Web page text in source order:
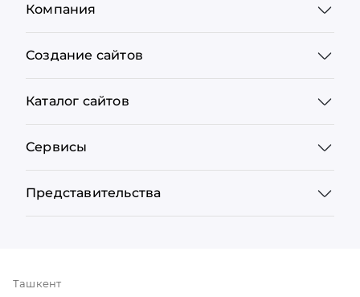
Компания
Создание сайтов
Каталог сайтов
Сервисы
Представительства
Ташкент